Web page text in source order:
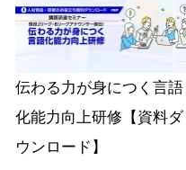
伝わる力が身につく言語
化能力向上研修【資料ダ
ウンロード】